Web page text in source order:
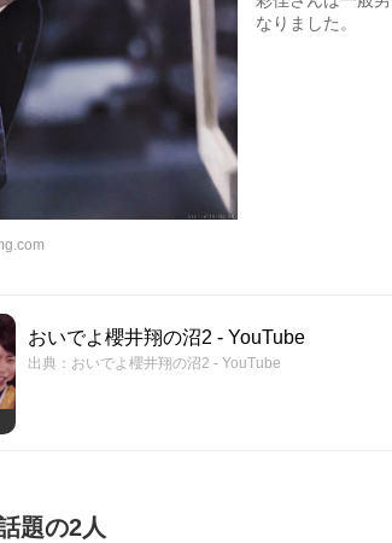
なりました。
おいでよ櫻井翔の沼2 - YouTube
出典：おいでよ櫻井翔の沼2 - YouTube
題の2人